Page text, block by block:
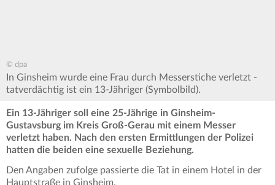
© dpa
In Ginsheim wurde eine Frau durch Messerstiche verletzt -
tatverdächtig ist ein 13-Jähriger (Symbolbild).
Ein 13-Jähriger soll eine 25-Jährige in Ginsheim-
Gustavsburg im Kreis Groß-Gerau mit einem Messer
verletzt haben. Nach den ersten Ermittlungen der Polizei
hatten die beiden eine sexuelle Beziehung.
Den Angaben zufolge passierte die Tat in einem Hotel in der
Hauptstraße in Ginsheim.